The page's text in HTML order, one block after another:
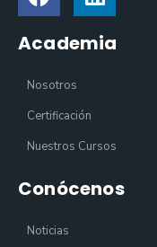
Academia
Nosotros
Certificación
Nuestros Cursos
Conócenos
Noticias